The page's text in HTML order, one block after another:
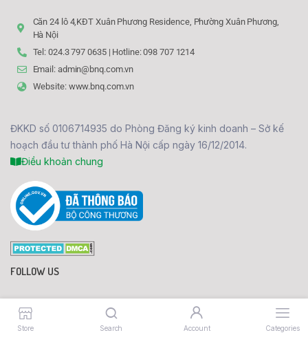
Store Search Account Categories
Căn 24 lô 4,KĐT Xuân Phương Residence, Phường Xuân Phương,
Hà Nội
Tel: 024.3 797 0635 | Hotline: 098 707 1214
Email: admin@bnq.com.vn
Website: www.bnq.com.vn
ĐKKD số 0106714935 do Phòng Đăng ký kinh doanh – Sở kế
hoạch đầu tư thành phố Hà Nội cấp ngày 16/12/2014.
Điều khoản chung
FOLLOW US
096 630 1214